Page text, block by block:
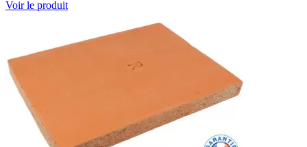
Voir le produit